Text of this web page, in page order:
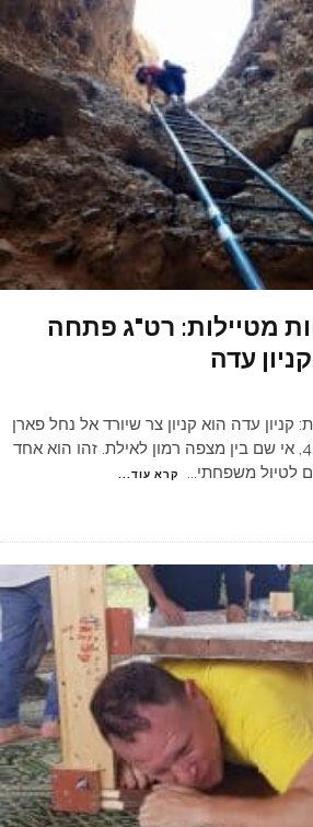
מטיילות: רט"ג פתחה
עדה
עדה הוא קניון צר שיורד אל נחל פארן
סמוך למפגש עם כביש 40, אי שם בין מצפה רמון לאילת. זהו הוא אחד
לטיול משפחתי
קרא עוד...